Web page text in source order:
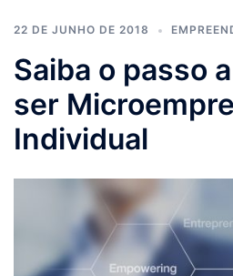
22 DE JUNHO DE 2018
Saiba o passo
ser
Individual